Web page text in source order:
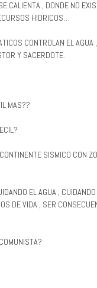
CALIENTA , DONDE NO
HIDRICOS…
CONTROLAN EL AGUA
Y SACERDOTE.
MAS??
SISMICO CON
EL AGUA ,
DE VIDA , SER